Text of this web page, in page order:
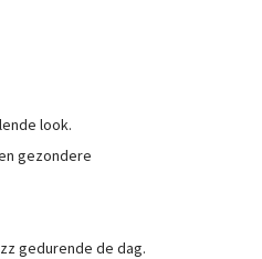
look.
gezondere
gedurende de dag.